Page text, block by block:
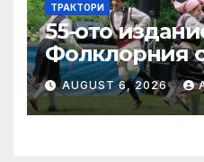
ТРАКТОРИ
55-ото
Фолклорния
„Златната
проведе на 8
на младежта
AUGUST 6, 2026